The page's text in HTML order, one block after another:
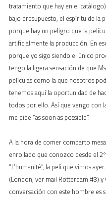
tratamiento que hay en el
bajo presupuesto, el espíritu de la
porque hay un peligro que la
artificialmente la producción. En
porque yo sigo siendo el único
tengo la ligera sensación de que
películas como la que nosotros
tenemos aquí la oportunidad de
todos por ello. Así que vengo con
me pide “as soon as possible”.
A la hora de comer comparto
enrollado que conozco desde el
“L’humanité”, la peli que vimos
(London, ver mail Rotterdam #3) y
conversación con este hombre es